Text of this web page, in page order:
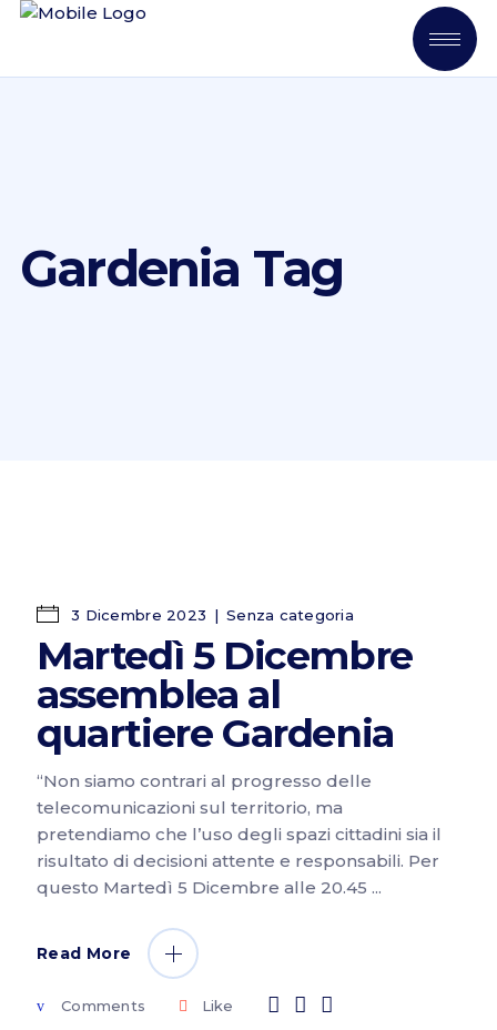
Gardenia Tag
3 Dicembre 2023 Senza categoria
Martedì 5 Dicembre
assemblea al
quartiere Gardenia
“Non siamo contrari al progresso delle
telecomunicazioni sul territorio, ma
pretendiamo che l’uso degli spazi cittadini sia il
risultato di decisioni attente e responsabili. Per
questo Martedì 5 Dicembre alle 20.45
Read More
Comments Like